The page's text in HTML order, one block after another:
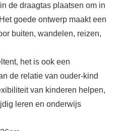
de draagtas plaatsen om in
goede ontwerp maakt een
buiten, wandelen, reizen,
het is ook een
de relatie van ouder-kind
van kinderen helpen,
leren en onderwijs